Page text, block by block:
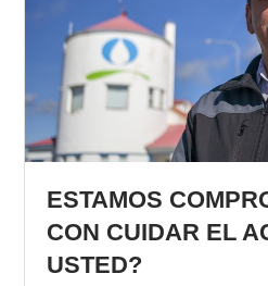
ESTAMOS
CON CUIDAR EL
USTED?